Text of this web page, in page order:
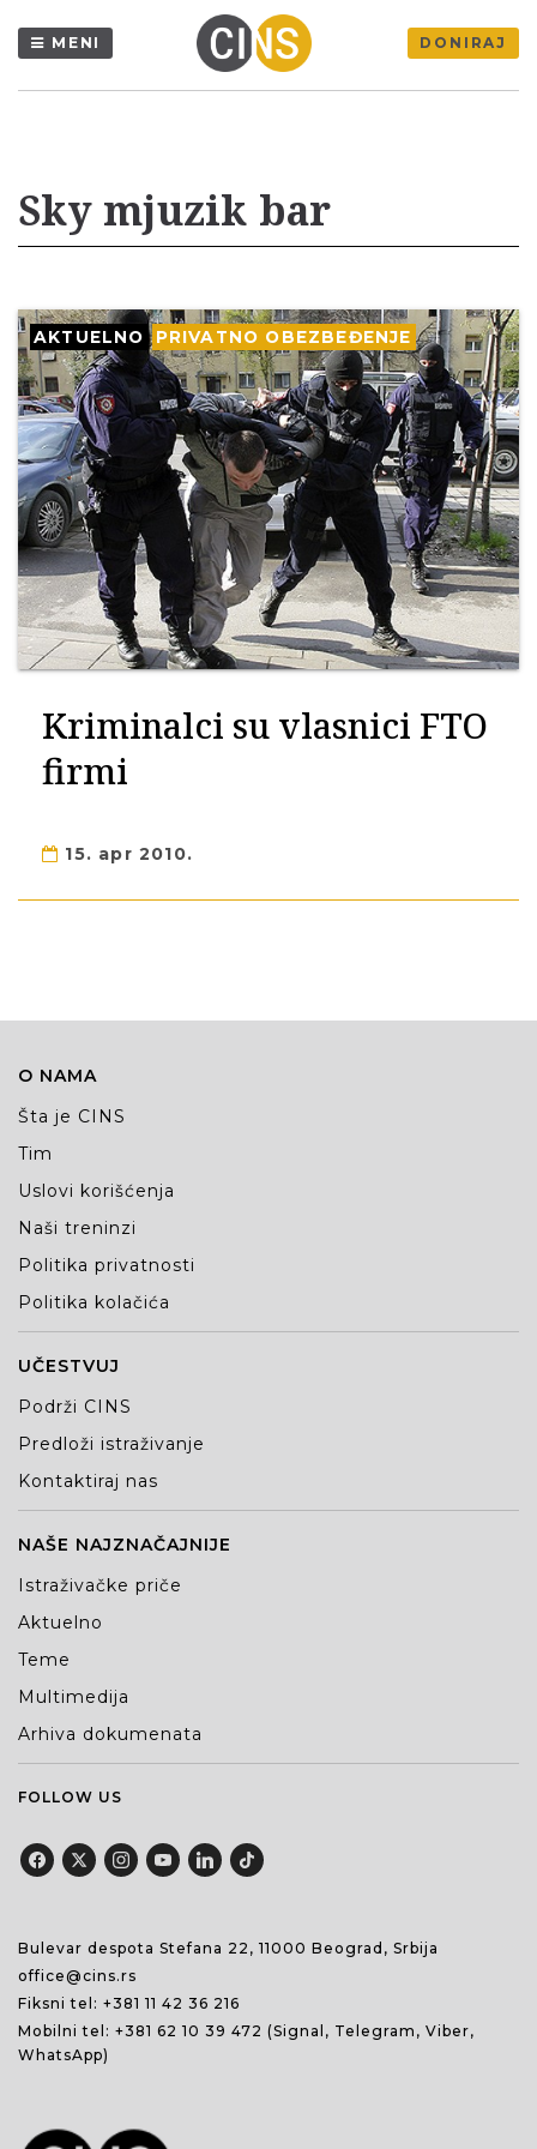
MENI DONIRAJ
Sky mjuzik bar
AKTUELNO PRIVATNO OBEZBEĐENJE
Kriminalci su vlasnici FTO
firmi
15. apr 2010.
O NAMA
Šta je CINS
Tim
Uslovi korišćenja
Naši treninzi
Politika privatnosti
Politika kolačića
UČESTVUJ
Podrži CINS
Predloži istraživanje
Kontaktiraj nas
NAŠE NAJZNAČAJNIJE
Istraživačke priče
Aktuelno
Teme
Multimedija
Arhiva dokumenata
FOLLOW US
Bulevar despota Stefana 22, 11000 Beograd, Srbija
office@cins.rs
Fiksni tel: +381 11 42 36 216
Mobilni tel: +381 62 10 39 472 (Signal, Telegram, Viber,
WhatsApp)